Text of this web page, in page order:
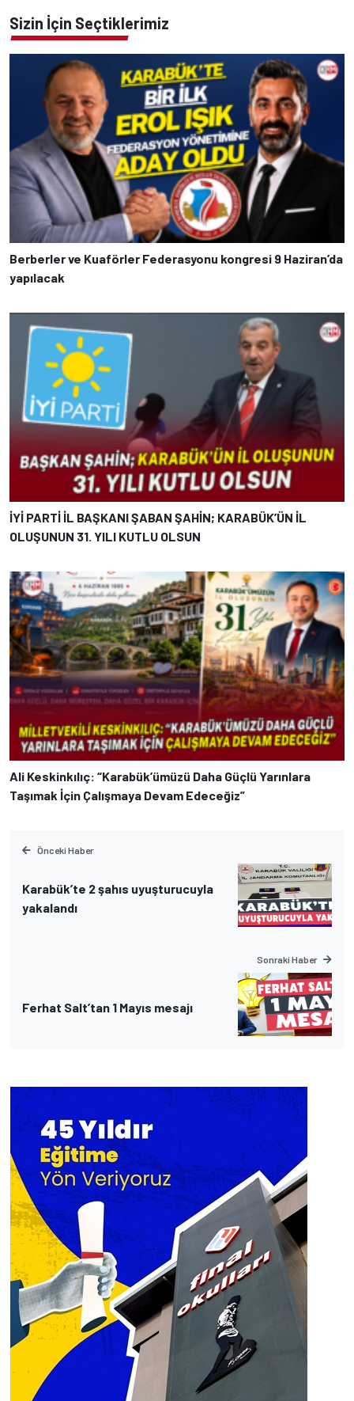
Sizin İçin Seçtiklerimiz
Berberler ve Kuaförler Federasyonu kongresi 9 Haziran’da
yapılacak
İYİ PARTİ İL BAŞKANI ŞABAN ŞAHİN; KARABÜK’ÜN İL
OLUŞUNUN 31. YILI KUTLU OLSUN
Ali Keskinkılıç: “Karabük’ümüzü Daha Güçlü Yarınlara
Taşımak İçin Çalışmaya Devam Edeceğiz”
Önceki Haber
Karabük’te 2 şahıs uyuşturucuyla
yakalandı
Sonraki Haber
Ferhat Salt’tan 1 Mayıs mesajı